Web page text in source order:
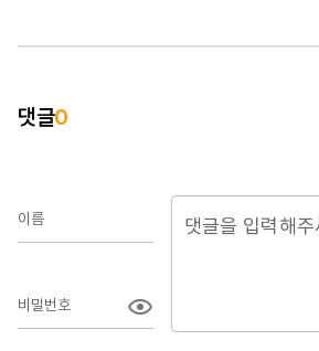
댓글0
이름
비밀번호